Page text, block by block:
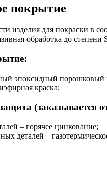
покрытие
изделия для покраски в
обработка до степени
эпоксидный порошковый
краска;
(заказывается
– горячее цинкование;
деталей –